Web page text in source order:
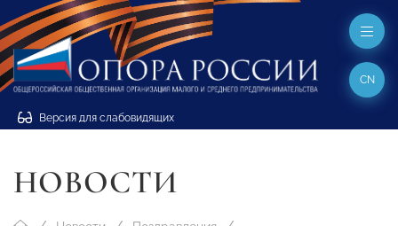
Версия для слабовидящих
CN
НОВОСТИ